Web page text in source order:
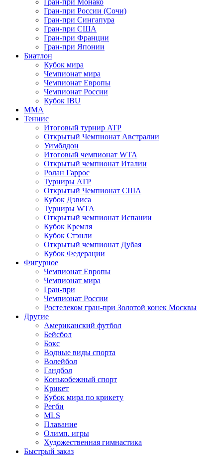
Гран-при России (Сочи)
Гран-при Сингапура
Гран-при США
Гран-при Франции
Гран-при Японии
Биатлон
Кубок мира
Чемпионат мира
Чемпионат Европы
Чемпионат России
Кубок IBU
MMA
Теннис
Итоговый турнир ATP
Открытый Чемпионат Австралии
Уимблдон
Итоговый чемпионат WTA
Открытый чемпионат Италии
Ролан Гаррос
Турниры ATP
Открытый Чемпионат США
Кубок Дэвиса
Турниры WTA
Открытый чемпионат Испании
Кубок Кремля
Кубок Стэнли
Открытый чемпионат Дубая
Кубок Федерации
Фигурное
Чемпионат Европы
Чемпионат мира
Гран-при
Чемпионат России
Ростелеком гран-при Золотой конек Москвы
Другие
Американский футбол
Бейсбол
Бокс
Водные виды спорта
Волейбол
Гандбол
Конькобежный спорт
Крикет
Кубок мира по крикету
Регби
MLS
Плавание
Олимп. игры
Художественная гимнастика
Быстрый заказ